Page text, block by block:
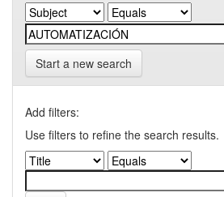
Start a new search
Add filters:
Use filters to refine the search results.